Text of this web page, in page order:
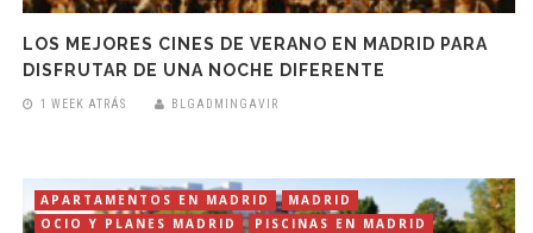
LOS MEJORES CINES DE VERANO EN MADRID PARA
DISFRUTAR DE UNA NOCHE DIFERENTE
1 WEEK ATRÁS BLGADMINGAVIR
APARTAMENTOS EN MADRID
MADRID
OCIO Y PLANES MADRID
PISCINAS EN MADRID